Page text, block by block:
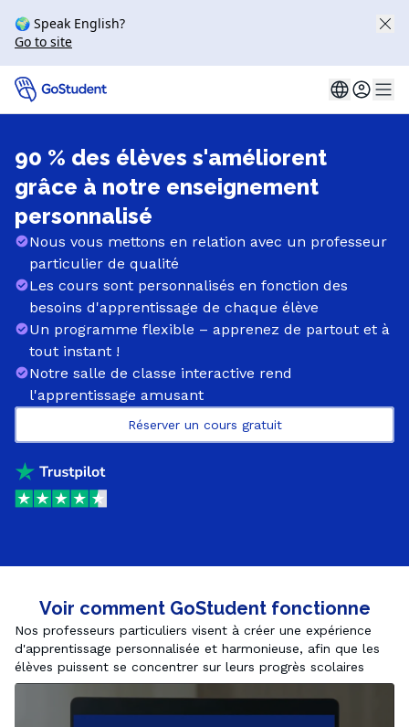
🌍 Speak English?
Go to site
90 % des élèves s'améliorent
grâce à notre enseignement
personnalisé
Nous vous mettons en relation avec un professeur
particulier de qualité
Les cours sont personnalisés en fonction des
besoins d'apprentissage de chaque élève
Un programme flexible – apprenez de partout et à
tout instant !
Notre salle de classe interactive rend
l'apprentissage amusant
Réserver un cours gratuit
Voir comment GoStudent fonctionne
Nos professeurs particuliers visent à créer une expérience
d'apprentissage personnalisée et harmonieuse, afin que les
élèves puissent se concentrer sur leurs progrès scolaires